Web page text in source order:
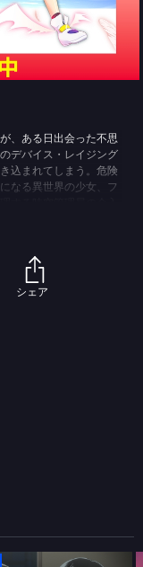
、ある日出会った不思
デバイス・レイジング
込まれてしまう。危険
なる異世界の少女、フ
向かい合ってゆく。悲
選んだ―――。
シェア